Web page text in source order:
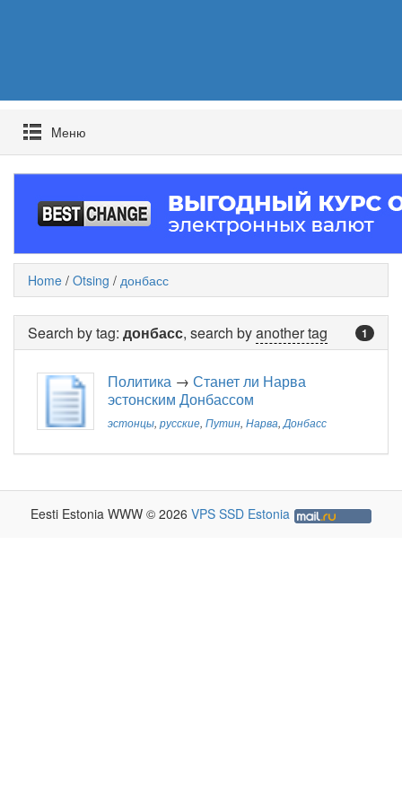
Mеню
Home / Otsing / донбасс
1
Search by tag: донбасс, search byanother tag
Политика → Станет ли Нарва
эстонским Донбассом
эстонцы, русские, Путин, Нарва,Донбасс
Eesti Estonia WWW © 2026 VPS SSD Estonia